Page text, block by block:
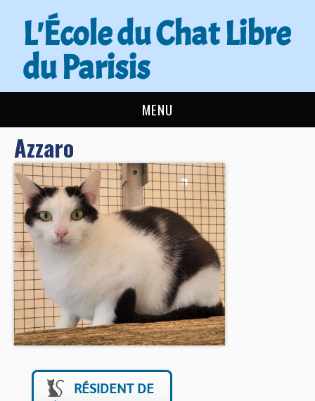
L'École du Chat Libre
du Parisis
MENU
L’ÉCOLE DU CHAT
ACTUALITÉS
ADOPTER
NOUS AIDER
CONTACT
BOUTIQUE
Azzaro
RÉSIDENT DE